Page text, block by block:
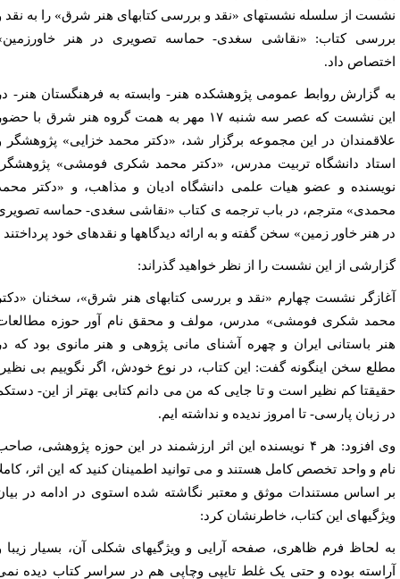
از سلسله نشستهای «نقد و بررسی کتابهای هنر شرق» را به نقد و
کتاب: «نقاشی سغدی- حماسه تصویری در هنر خاورزمین»
داد.
گزارش روابط عمومی پژوهشکده هنر- وابسته به فرهنگستان هنر- در
این نشست که عصر سه شنبه ۱۷ مهر به همت گروه هنر شرق با حضور
در این مجموعه برگزار شد، «دکتر محمد خزایی» پژوهشگر و
دانشگاه تربیت مدرس، «دکتر محمد شکری فومشی» پژوهشگر،
و عضو هیات علمی دانشگاه ادیان و مذاهب، و «دکتر محمد
مترجم، در باب ترجمه ی کتاب «نقاشی سغدی- حماسه تصویری
هنر خاور زمین» سخن گفته و به ارائه دیدگاهها و نقدهای خود پرداختند
از این نشست را از نظر خواهید گذراند:
نشست چهارم «نقد و بررسی کتابهای هنر شرق»، سخنان «دکتر
شکری فومشی» مدرس، مولف و محقق نام آور حوزه مطالعات
باستانی ایران و چهره آشنای مانی پژوهی و هنر مانوی بود که در
سخن اینگونه گفت: این کتاب، در نوع خودش، اگر نگوییم بی نظیر،
کم نظیر است و تا جایی که من می دانم کتابی بهتر از این- دستکم
زبان پارسی- تا امروز ندیده و نداشته ایم.
وی افزود: هر ۴ نویسنده این اثر ارزشمند در این حوزه پژوهشی، صاحب
و واحد تخصص کامل هستند و می توانید اطمینان کنید که این اثر، کاملا
اساس مستندات موثق و‌ معتبر نگاشته شده استوی در ادامه در بیان
این کتاب، خاطرنشان کرد:
لحاظ فرم ظاهری، صفحه آرایی و ویژگیهای شکلی آن، بسیار زیبا و
بوده و حتی یک غلط تایپی و‌چاپی هم در سراسر کتاب دیده نمی